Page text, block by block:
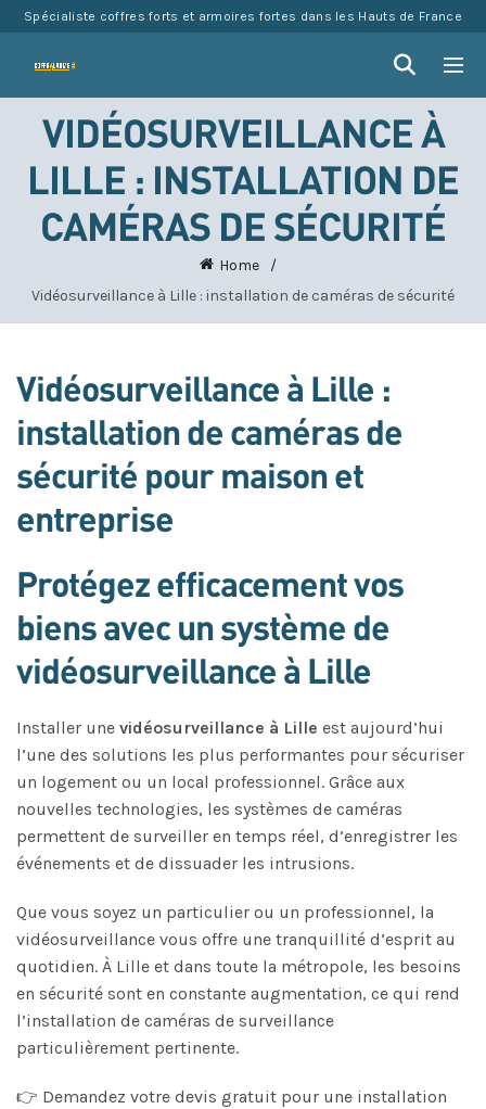
Spécialiste coffres forts et armoires fortes dans les Hauts de France
VIDÉOSURVEILLANCE À
LILLE : INSTALLATION DE
CAMÉRAS DE SÉCURITÉ
Home
Vidéosurveillance à Lille : installation de caméras de sécurité
Vidéosurveillance à Lille :
installation de caméras de
sécurité pour maison et
entreprise
Protégez efficacement vos
biens avec un système de
vidéosurveillance à Lille
Installer une vidéosurveillance à Lille est aujourd’hui
l’une des solutions les plus performantes pour sécuriser
un logement ou un local professionnel. Grâce aux
nouvelles technologies, les systèmes de caméras
permettent de surveiller en temps réel, d’enregistrer les
événements et de dissuader les intrusions.
Que vous soyez un particulier ou un professionnel, la
vidéosurveillance vous offre une tranquillité d’esprit au
quotidien. À Lille et dans toute la métropole, les besoins
en sécurité sont en constante augmentation, ce qui rend
l’installation de caméras de surveillance
particulièrement pertinente.
👉 Demandez votre devis gratuit pour une installation